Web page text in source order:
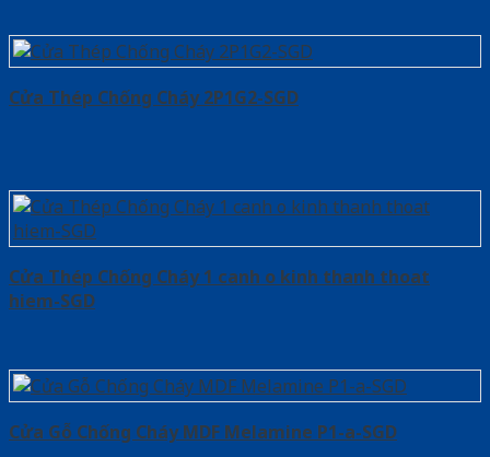
Cửa Thép Chống Cháy 2P1G2-SGD
Cửa Thép Chống Cháy 1 canh o kinh thanh thoat
hiem-SGD
Cửa Gỗ Chống Cháy MDF Melamine P1-a-SGD